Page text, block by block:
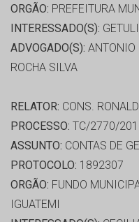
ORGÃO: PREFEITURA
INTERESSADO(S):
ADVOGADO(S): ANTONIO
ROCHA SILVA
RELATOR: CONS.
PROCESSO: TC/2770/
ASSUNTO: CONTAS DE
PROTOCOLO: 1892307
ORGÃO: FUNDO
IGUATEMI